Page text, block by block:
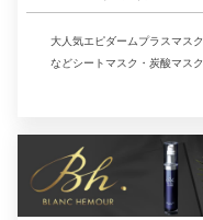
大人気エピダームプラスマスク
などシートマスク・炭酸マスク